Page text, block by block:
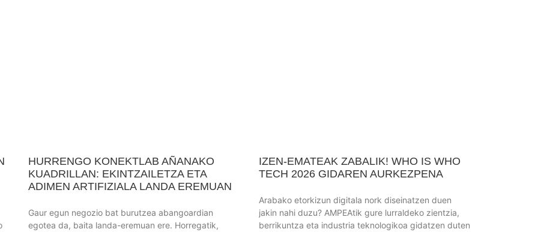
HURRENGO KONEKTLAB AÑANAKO
KUADRILLAN: EKINTZAILETZA ETA
ADIMEN ARTIFIZIALA LANDA EREMUAN
Gaur egun negozio bat burutzea abangoardian
egotea da, baita landa-eremuan ere. Horregatik,
IZEN-EMATEAK ZABALIK! WHO IS WHO
TECH 2026 GIDAREN AURKEZPENA
Arabako etorkizun digitala nork diseinatzen duen
jakin nahi duzu? AMPEAtik gure lurraldeko zientzia,
berrikuntza eta industria teknologikoa gidatzen duten